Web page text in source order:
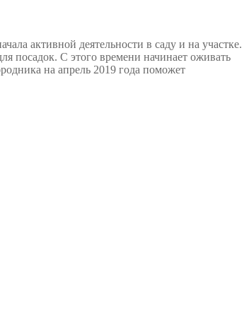
активной деятельности в саду и на участке.
посадок. С этого времени начинает оживать
на апрель 2019 года поможет